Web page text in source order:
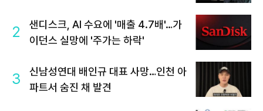
2
샌디스크, AI 수요에 '매출 4.7배'…가
이던스 실망에 '주가는 하락'
3
신남성연대 배인규 대표 사망…인천 아
파트서 숨진 채 발견